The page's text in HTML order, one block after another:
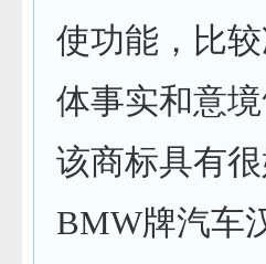
使功能，比
体事实和意
该商标具有
BMW牌汽车